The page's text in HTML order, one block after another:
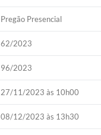
Pregão Presencial
62/2023
96/2023
27/11/2023 às 10h00
08/12/2023 às 13h30